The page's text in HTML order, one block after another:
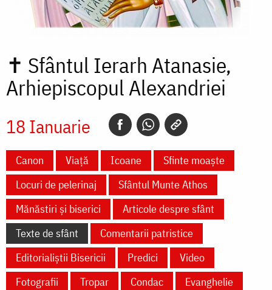
✝ Sfântul Ierarh Atanasie,
Arhiepiscopul Alexandriei
18 Ianuarie
Canon Viață Icoane
Sfinte moaște
Locuri de pelerinaj
Sfântul Munte Athos
Mănăstiri și biserici
Articole despre sfânt
Texte de sfânt
Comentarii patristice
Editorialiștii Bisericii
Predici
Video
Fotografii
Tropar Condac
Evanghelie